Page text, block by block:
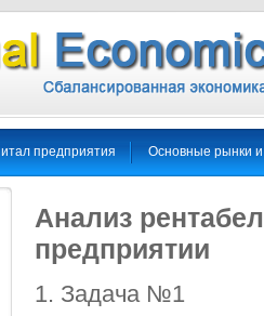
предприятия Основные рынки и
Анализ
предприятии
1. Задача №1